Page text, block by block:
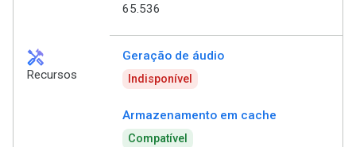
65.536
handyman
Recursos
Geração de áudio
Indisponível
Armazenamento em cache
Compatível